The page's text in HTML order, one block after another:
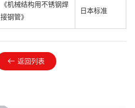
《机械结构用不锈钢焊
接钢管》
日本标准
返回列表